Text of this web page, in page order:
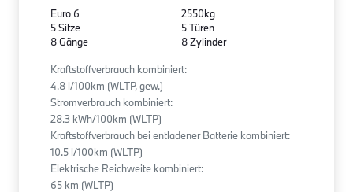
Euro 6
5 Sitze
8 Gänge
2550kg
5 Türen
8 Zylinder
Kraftstoffverbrauch kombiniert:
4.8 l/100km (WLTP, gew.)
Stromverbrauch kombiniert:
28.3 kWh/100km (WLTP)
Kraftstoffverbrauch bei entladener Batterie kombiniert:
10.5 l/100km (WLTP)
Elektrische Reichweite kombiniert:
65 km (WLTP)